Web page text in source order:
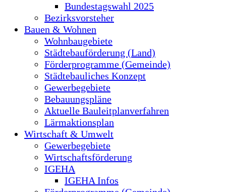
Bundestagswahl 2025
Bezirksvorsteher
Bauen & Wohnen
Wohnbaugebiete
Städtebauförderung (Land)
Förderprogramme (Gemeinde)
Städtebauliches Konzept
Gewerbegebiete
Bebauungspläne
Aktuelle Bauleitplanverfahren
Lärmaktionsplan
Wirtschaft & Umwelt
Gewerbegebiete
Wirtschaftsförderung
IGEHA
IGEHA Infos